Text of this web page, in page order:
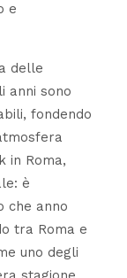
e
delle
anni sono
fondendo
in Roma,
è
che anno
tra Roma e
uno degli